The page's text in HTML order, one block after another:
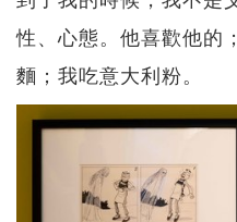
性、心態。他喜歡他的
麵；我吃意大利粉。